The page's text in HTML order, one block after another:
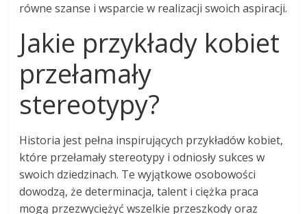
równe szanse i wsparcie w realizacji swoich aspiracji.
Jakie przykłady kobiet
przełamały
stereotypy?
Historia jest pełna inspirujących przykładów kobiet,
które przełamały stereotypy i odniosły sukces w
swoich dziedzinach. Te wyjątkowe osobowości
dowodzą, że determinacja, talent i ciężka praca
mogą przezwyciężyć wszelkie przeszkody oraz